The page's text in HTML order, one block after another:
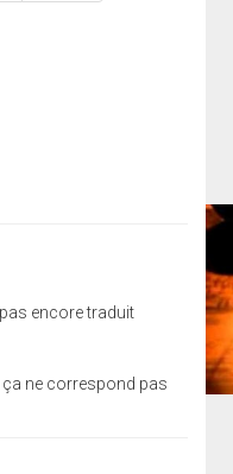
encore traduit
ne correspond pas